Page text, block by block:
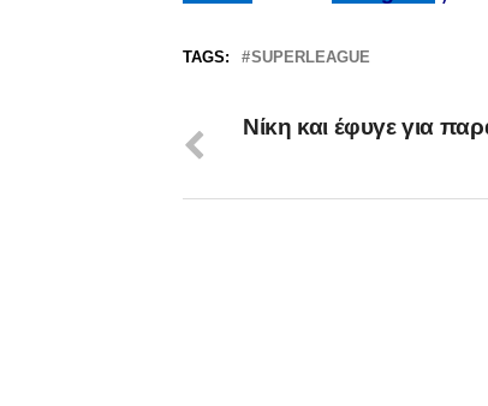
TAGS: SUPERLEAGUE
Νίκη και έφυγε για